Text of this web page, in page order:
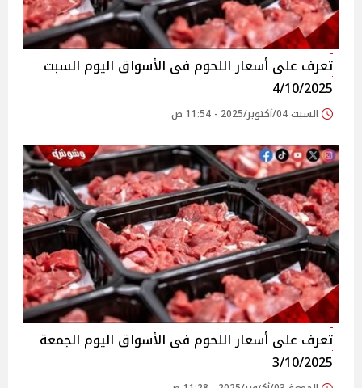
تعرف على أسعار اللحوم فى الأسواق‎‎ اليوم السبت
4/10/2025
السبت 04/أكتوبر/2025 - 11:54 ص
تعرف على أسعار اللحوم فى الأسواق‎‎ اليوم الجمعة
3/10/2025